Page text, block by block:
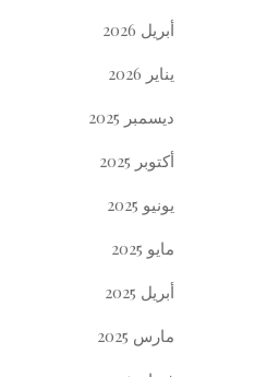
أبريل 2026
يناير 2026
ديسمبر 2025
أكتوبر 2025
يونيو 2025
مايو 2025
أبريل 2025
مارس 2025